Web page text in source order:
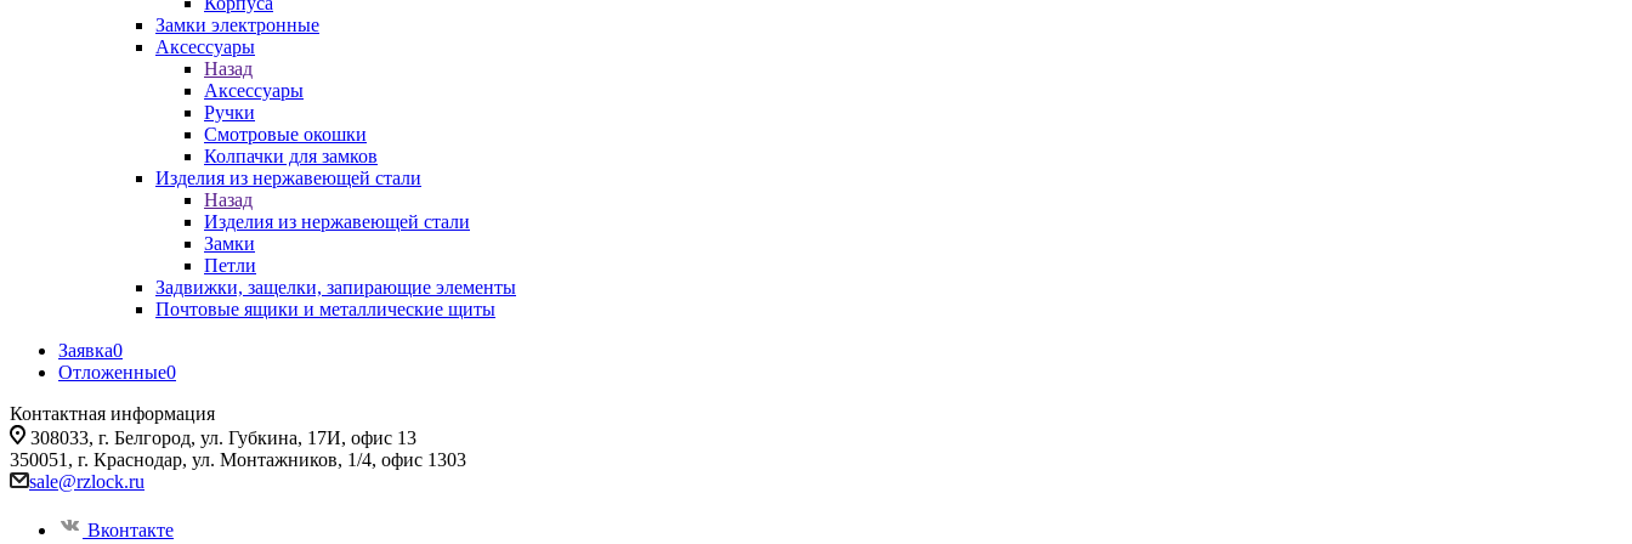
Замки электронные
Аксессуары
Назад
Аксессуары
Ручки
Смотровые окошки
Колпачки для замков
Изделия из нержавеющей стали
Назад
Изделия из нержавеющей стали
Замки
Петли
Задвижки, защелки, запирающие элементы
Почтовые ящики и металлические щиты
Заявка0
Отложенные0
Контактная информация
308033, г. Белгород, ул. Губкина, 17И, офис 13
350051, г. Краснодар, ул. Монтажников, 1/4, офис 1303
sale@rzlock.ru
Вконтакте